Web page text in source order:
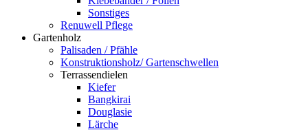
Sonstiges
Renuwell Pflege
Gartenholz
Palisaden / Pfähle
Konstruktionsholz/ Gartenschwellen
Terrassendielen
Kiefer
Bangkirai
Douglasie
Lärche